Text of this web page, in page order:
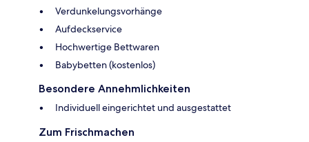
Verdunkelungsvorhänge
Aufdeckservice
Hochwertige Bettwaren
Babybetten (kostenlos)
Besondere Annehmlichkeiten
Individuell eingerichtet und ausgestattet
Zum Frischmachen